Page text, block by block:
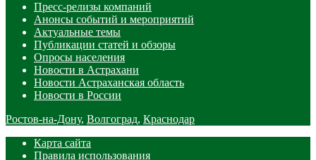
Пресс-релизы компаний
Анонсы событий и мероприятий
Актуальные темы
Публикации статей и обзоры
Опросы населения
Новости в Астрахани
Новости Астраханская область
Новости в России
Ростов-на-Дону, Волгоград, Краснодар
Карта сайта
Правила использования